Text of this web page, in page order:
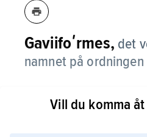
Gaviifoʹrmes, det
namnet på
Vill du komma